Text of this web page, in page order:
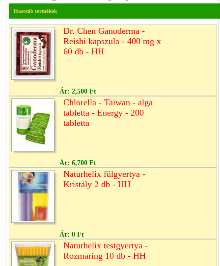
Hasonló termékek
Dr. Chen Ganoderma -
Reishi kapszula - 400 mg x
60 db - HH
Ár: 2,500 Ft
Chlorella - Taiwan - alga
tabletta - Energy - 200
tabletta
Ár: 6,700 Ft
Naturhelix fülgyertya -
Kristály 2 db - HH
Ár: 0 Ft
Naturhelix testgyertya -
Rozmaring 10 db - HH